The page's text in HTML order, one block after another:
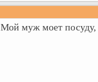
Мой муж моет посуду,